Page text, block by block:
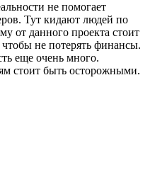
не помогает
Тут кидают людей по
от данного проекта стоит
не потерять финансы.
еще очень много.
стоит быть осторожными.